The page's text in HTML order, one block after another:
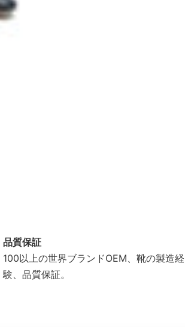
品質保証
100以上の世界ブランドOEM、靴の製造経
験、品質保証。